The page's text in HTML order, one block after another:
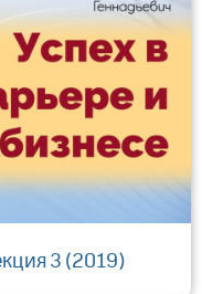
3 (2019)